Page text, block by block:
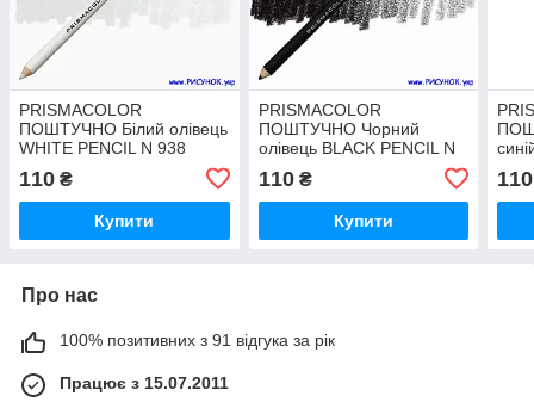
PRISMACOLOR
ПОШТУЧНО Білий олівець
WHITE PENCIL N 938
110 ₴
Купити
PRISMACOLOR
ПОШТУЧНО Чорний
олівець BLACK PENCIL N
110₴
Купити
110
Про нас
100% позитивних з 91 відгука за рік
Працює з 15.07.2011